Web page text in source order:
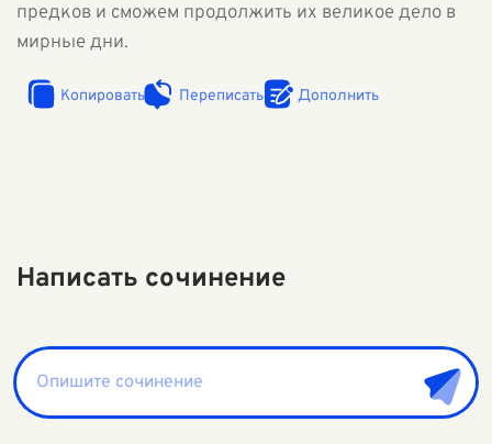
предков и сможем продолжить их великое дело в
мирные дни.
Копировать Переписать Дополнить
Написать сочинение